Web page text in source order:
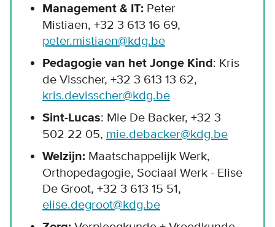
Management & IT: Peter
Mistiaen, +32 3 613 16 69,
peter.mistiaen@kdg.be
Pedagogie van het Jonge Kind: Kris
de Visscher, +32 3 613 13 62,
kris.devisscher@kdg.be
Sint-Lucas: Mie De Backer, +32 3
502 22 05, mie.debacker@kdg.be
Welzijn: Maatschappelijk Werk,
Orthopedagogie, Sociaal Werk - Elise
De Groot, +32 3 613 15 51,
elise.degroot@kdg.be